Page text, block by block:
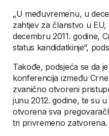
„U međuvremenu, u
zahtjev za članstvo u
decembru 2011. godine,
status kandidatkinje“,
Takođe, podsjeća se da
konferencija između
zvanično otvoreni
junu 2012. godine, te su
otvorena sva
tri privremeno zatvorena.